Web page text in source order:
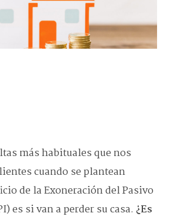
más habituales que nos
cuando se plantean
de la Exoneración del Pasivo
es si van a perder su casa.¿Es